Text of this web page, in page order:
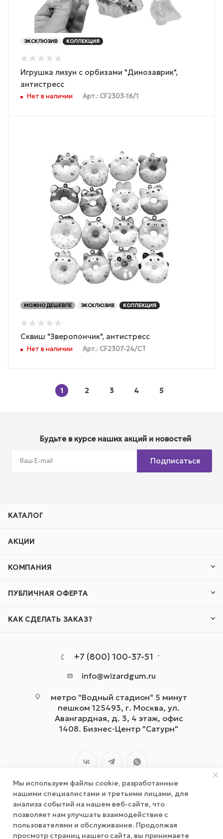
ЭКСКЛЮЗИВ КОЛЛЕКЦИЯ
Игрушка лизун с орбизами "Динозаврик",
антистресс
Нет в наличии Арт.: CF2303-16/1
МОЖНО ДЕШЕВЛЕ ЭКСКЛЮЗИВ КОЛЛЕКЦИЯ
Сквиш "Зверопончик", антистресс
Нет в наличии Арт.: CF2307-24/СТ
1 2 3 4 5
Будьте в курсе наших акций и новостей
Подписаться
КАТАЛОГ
АКЦИИ
КОМПАНИЯ
ПУБЛИЧНАЯ ОФЕРТА
КАК СДЕЛАТЬ ЗАКАЗ?
+7 (800) 100-37-51
info@wizardgum.ru
метро "Водный стадион" 5 минут
пешком 125493, г. Москва, ул.
Авангардная, д. 3, 4 этаж, офис
1408. Бизнес-Центр "Сатурн"
2026 © wizardgum.ru, 2021
Мы используем файлы cookie, разработанные
нашими специалистами и третьими лицами, для
анализа событий на нашем веб-сайте, что
позволяет нам улучшать взаимодействие с
пользователями и обслуживание. Продолжая
просмотр страниц нашего сайта, вы принимаете